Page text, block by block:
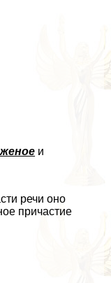
и
речи оно
причастие